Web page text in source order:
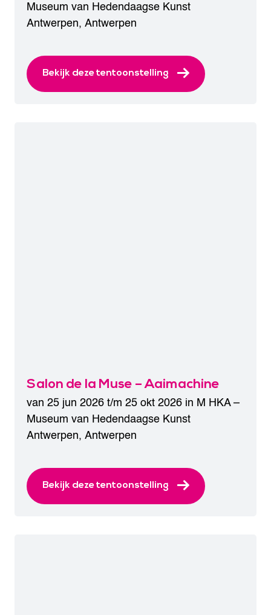
Museum van Hedendaagse Kunst
Antwerpen, Antwerpen
Bekijk deze tentoonstelling
Salon de la Muse – Aaimachine
van 25 jun 2026 t/m 25 okt 2026 in M HKA –
Museum van Hedendaagse Kunst
Antwerpen, Antwerpen
Bekijk deze tentoonstelling